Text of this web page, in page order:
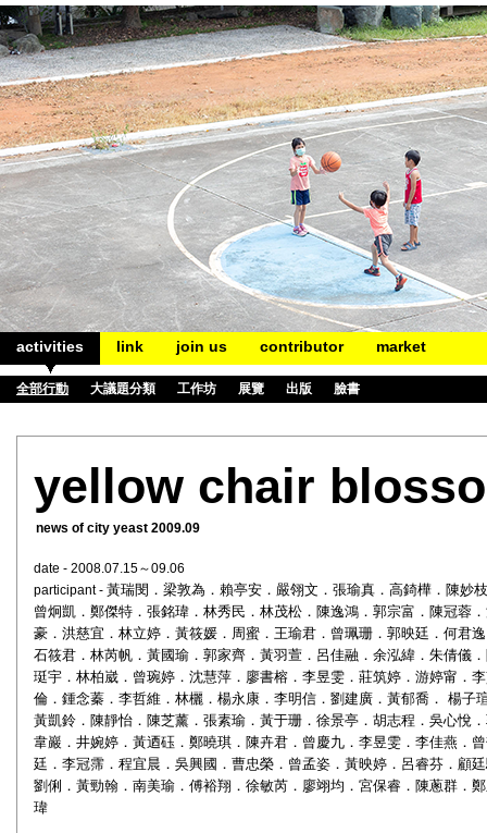
activities link join us contributor market
全部行動 大議題分類 工作坊 展覽 出版 臉書
yellow chair
news of city yeast 2009.09
date - 2008.07.15～09.06
participant - 黃瑞閔．梁敦為．賴亭安．嚴翎文．張瑜真．高錡樺．陳妙
曾炯凱．鄭傑特．張銘瑋．林秀民．林茂松．陳逸鴻．郭宗富．陳冠蓉
豪．洪慈宜．林立婷．黃筱媛．周蜜．王瑜君．曾珮珊．郭映廷．何君
石筱君．林芮帆．黃國瑜．郭家齊．黃羽萱．呂佳融．余泓緯．朱倩儀
珽宇．林柏崴．曾琬婷．沈慧萍．廖書榕．李昱雯．莊筑婷．游婷甯．
倫．鍾念蓁．李哲維．林欐．楊永康．李明信．劉建廣．黃郁喬． 楊子
黃凱鈴．陳靜怡．陳芝薰．張素瑜．黃于珊．徐景亭．胡志程．吳心悅
韋巖．井婉婷．黃迺砡．鄭曉琪．陳卉君．曾慶九．李昱雯．李佳燕．
廷．李冠霈．程宜晨．吳興國．曹忠榮．曾孟姿．黃映婷．呂睿芬．顧
劉俐．黃勁翰．南美瑜．傅裕翔．徐敏芮．廖翊均．宮保睿．陳蔥群．
瑋